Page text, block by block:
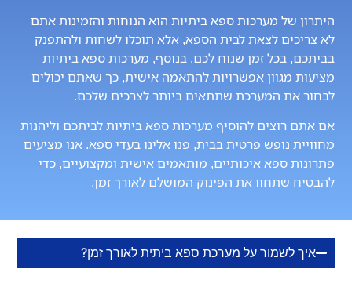
היתרון של מערכות ספא ביתיות הוא הנוחות והזמינות אתם
לא צריכים לצאת לבית הספא, אלא תוכלו לשחות ולהתפנק
בביתכם, בכל זמן שנוח לכם. בנוסף, מערכות ספא ביתיות
מציעות מגוון אפשרויות להתאמה אישית, כך שאתם יכולים
לבחור את המערכת שתתאים ביותר לצרכים שלכם.
אם אתם רוצים להוסיף מערכות ספא ביתיות לביתכם וליהנות
מחוויית נופש פרטית בבית, פנו אלינו בעדי ספא. אנו מציעים
פתרונות ספא איכותיים, מותאמים אישית ומקצועיים, כדי
להבטיח שתחוו את הפינוק המושלם לאורך זמן.
איך לשמור על מערכת ספא ביתית לאורך זמן?